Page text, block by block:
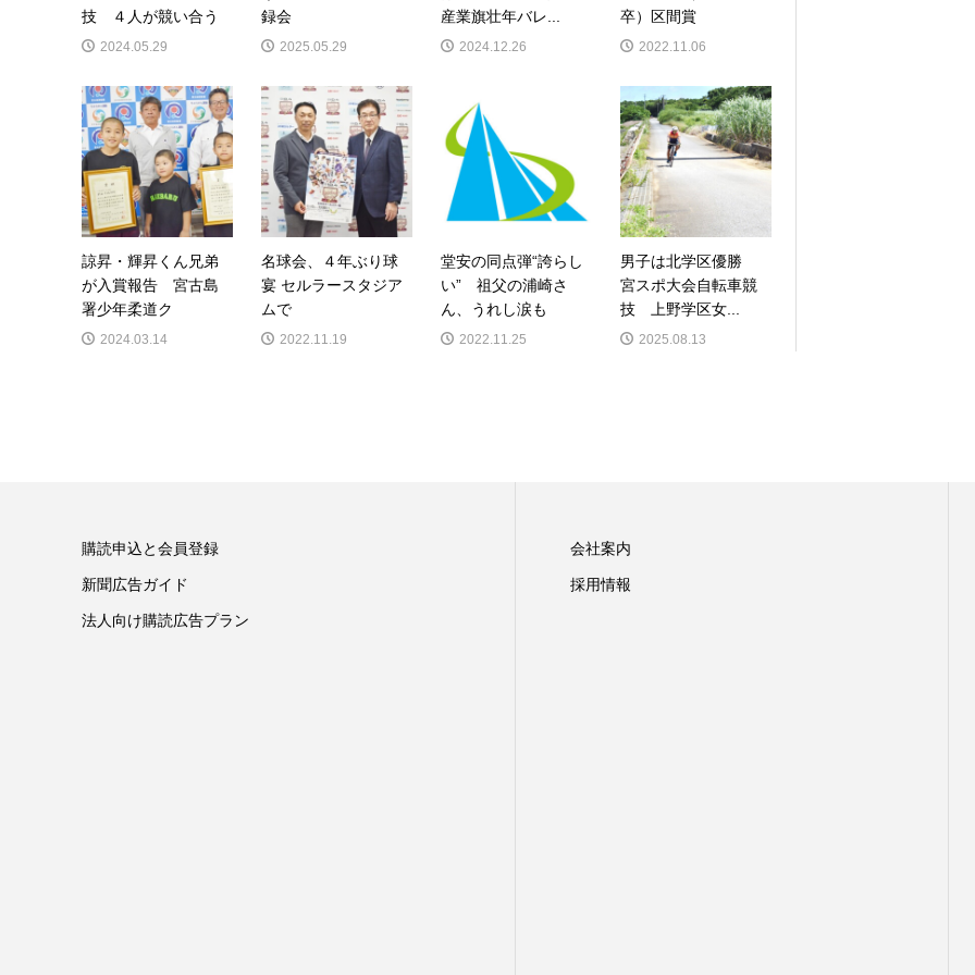
技 ４人が競い合う
2024.05.29
録会
2025.05.29
産業旗壮年バレ...
2024.12.26
卒）区間賞
2022.11.06
諒昇・輝昇くん兄弟
が入賞報告 宮古島
署少年柔道ク
2024.03.14
名球会、４年ぶり球
宴 セルラースタジア
ムで
2022.11.19
堂安の同点弾“誇らし
い” 祖父の浦崎さ
ん、うれし涙も
2022.11.25
男子は北学区優勝
宮スポ大会自転車競
技 上野学区女...
2025.08.13
購読申込と会員登録
新聞広告ガイド
法人向け購読広告プラン
会社案内
採用情報